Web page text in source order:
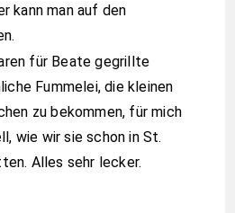
kann man auf den
für Beate gegrillte
Fummelei, die kleinen
zu bekommen, für mich
wie wir sie schon in St.
Alles sehr lecker.